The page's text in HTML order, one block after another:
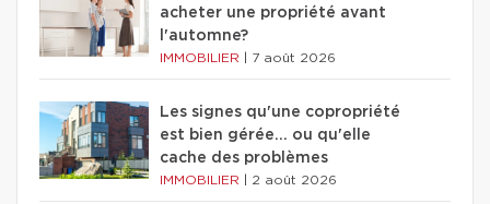
acheter une propriété avant
l'automne?
IMMOBILIER 7 août 2026
Les signes qu'une copropriété
est bien gérée… ou qu'elle
cache des problèmes
IMMOBILIER 2 août 2026